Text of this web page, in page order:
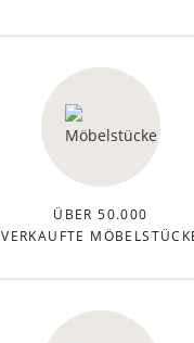
ÜBER 50.000
VERKAUFTE